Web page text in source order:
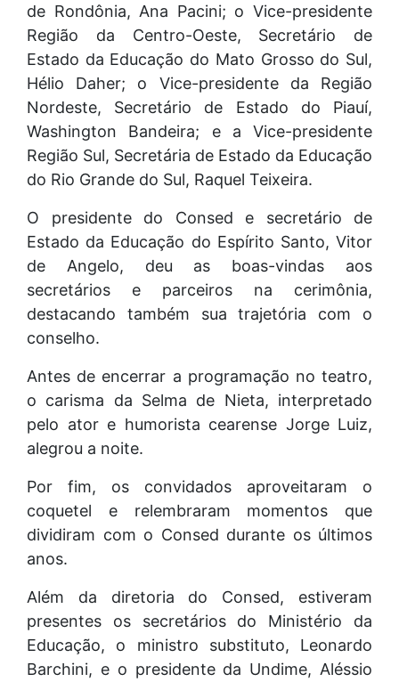
de Rondônia, Ana Pacini; o Vice-presidente
Região da Centro-Oeste, Secretário de
Estado da Educação do Mato Grosso do Sul,
Hélio Daher; o Vice-presidente da Região
Nordeste, Secretário de Estado do Piauí,
Washington Bandeira; e a Vice-presidente
Região Sul, Secretária de Estado da Educação
do Rio Grande do Sul, Raquel Teixeira.
O presidente do Consed e secretário de
Estado da Educação do Espírito Santo, Vitor
de Angelo, deu as boas-vindas aos
secretários e parceiros na cerimônia,
destacando também sua trajetória com o
conselho.
Antes de encerrar a programação no teatro,
o carisma da Selma de Nieta, interpretado
pelo ator e humorista cearense Jorge Luiz,
alegrou a noite.
Por fim, os convidados aproveitaram o
coquetel e relembraram momentos que
dividiram com o Consed durante os últimos
anos.
Além da diretoria do Consed, estiveram
presentes os secretários do Ministério da
Educação, o ministro substituto, Leonardo
Barchini, e o presidente da Undime, Aléssio